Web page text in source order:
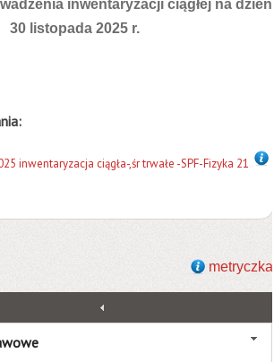
inwentaryzacji ciągłej na dzień
30 listopada 2025 r.
inwentaryzacja ciągła-,śr trwałe -SPF-Fizyka 21
metryczka